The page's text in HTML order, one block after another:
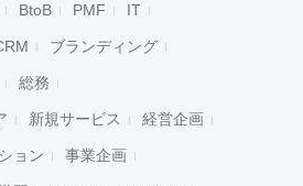
BtoB PMF IT
ブランディング
総務
新規サービス 経営企画
ョン 事業企画